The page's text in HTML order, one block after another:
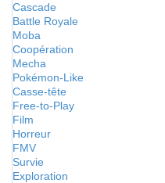
Cascade
Battle Royale
Moba
Coopération
Mecha
Pokémon-Like
Casse-tête
Free-to-Play
Film
Horreur
FMV
Survie
Exploration